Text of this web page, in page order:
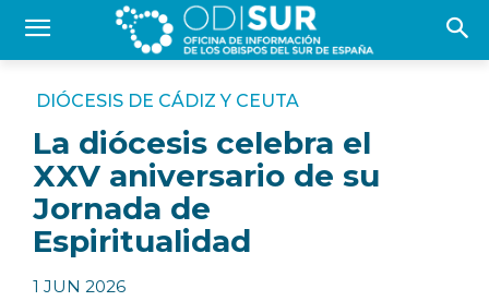
DIÓCESIS DE CÁDIZ Y CEUTA
La diócesis celebra el
XXV aniversario de su
Jornada de
Espiritualidad
1 JUN 2026